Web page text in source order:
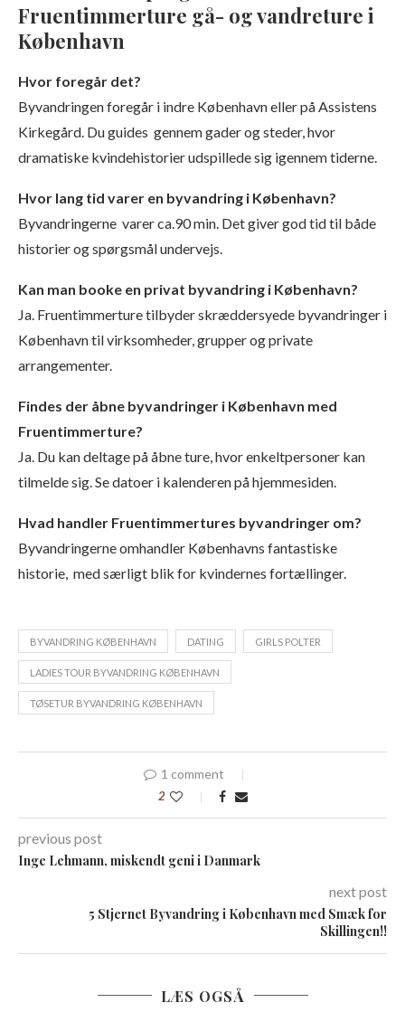
Fruentimmerture gå- og vandreture i
København
Hvor foregår det?
Byvandringen foregår i indre København eller på Assistens
Kirkegård. Du guides gennem gader og steder, hvor
dramatiske kvindehistorier udspillede sig igennem tiderne.
Hvor lang tid varer en byvandring i København?
Byvandringerne varer ca.90 min. Det giver god tid til både
historier og spørgsmål undervejs.
Kan man booke en privat byvandring i København?
Ja. Fruentimmerture tilbyder skræddersyede byvandringer i
København til virksomheder, grupper og private
arrangementer.
Findes der åbne byvandringer i København med
Fruentimmerture?
Ja. Du kan deltage på åbne ture, hvor enkeltpersoner kan
tilmelde sig. Se datoer i kalenderen på hjemmesiden.
Hvad handler Fruentimmertures byvandringer om?
Byvandringerne omhandler Københavns fantastiske
historie, med særligt blik for kvindernes fortællinger.
BYVANDRING KØBENHAVN DATING GIRLS POLTER
LADIES TOUR BYVANDRING KØBENHAVN
TØSETUR BYVANDRING KØBENHAVN
1 comment
2
previous post
Inge Lehmann, miskendt geni i Danmark
next post
5 Stjernet Byvandring i København med Smæk for
Skillingen!!
LÆS OGSÅ